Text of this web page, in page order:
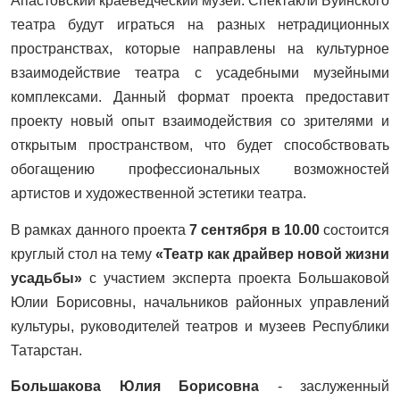
театра будут играться на разных нетрадиционных
пространствах, которые направлены на культурное
взаимодействие театра с усадебными музейными
комплексами. Данный формат проекта предоставит
проекту новый опыт взаимодействия со зрителями и
открытым пространством, что будет способствовать
обогащению профессиональных возможностей
артистов и художественной эстетики театра.
В рамках данного проекта 7 сентября в 10.00состоится
круглый стол на тему «Театр как драйвер новой жизни
усадьбы» с участием эксперта проекта Большаковой
Юлии Борисовны, начальников районных управлений
культуры, руководителей театров и музеев Республики
Татарстан.
Большакова Юлия Борисовна - заслуженный